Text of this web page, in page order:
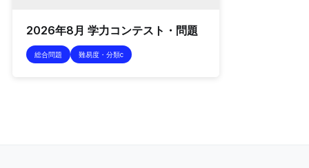
2026年8月 学力コンテスト・問題
総合問題 難易度・分類c